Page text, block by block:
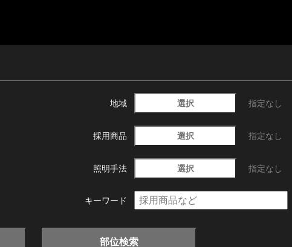
地域 選択 指定なし
採用商品 選択 指定なし
照明手法 選択 指定なし
キーワード
部位検索